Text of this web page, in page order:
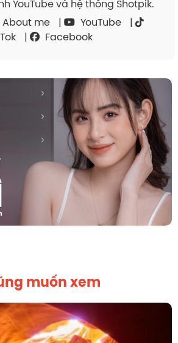
YouTube và hệ thống Shotpik.
About me
| YouTube
|
| Facebook
muốn xem